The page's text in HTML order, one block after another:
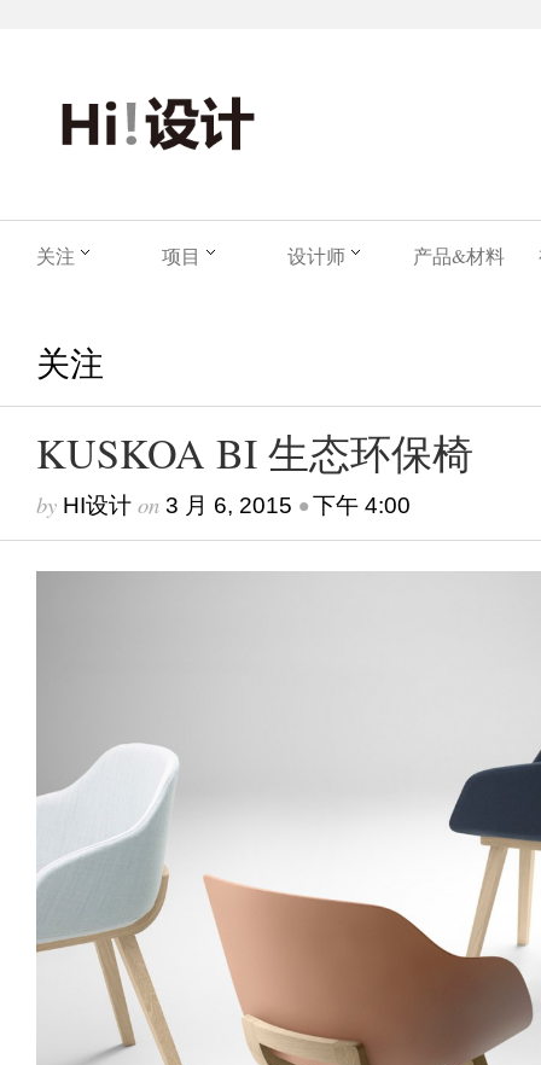
关注 项目 设计师 产品&材料
关注
KUSKOA BI 生态环保椅
by HI设计 on 3 月 6, 2015 •下午 4:00